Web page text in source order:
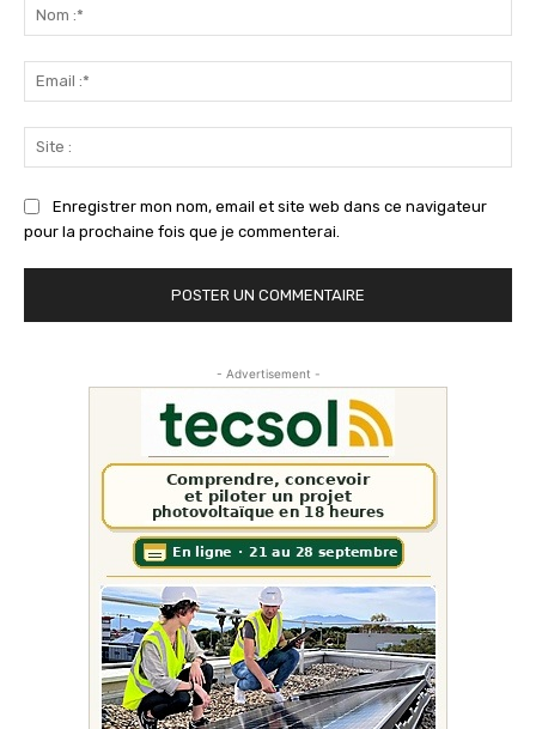
Enregistrer mon nom, email et site web dans ce navigateur
pour la prochaine fois que je commenterai.
- Advertisement -